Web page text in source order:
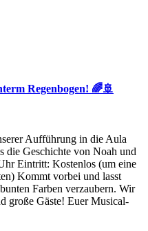
Regenbogen! 🌈🚢
Aufführung in die Aula
die Geschichte von Noah und
Eintritt: Kostenlos (um eine
Kommt vorbei und lasst
Farben verzaubern. Wir
große Gäste! Euer Musical-